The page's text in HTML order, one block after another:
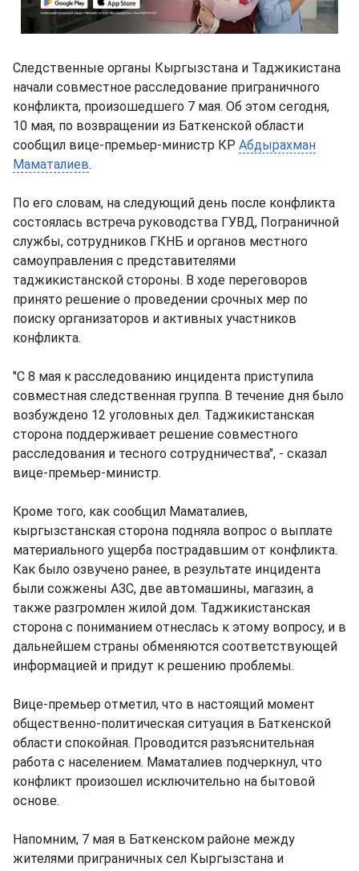
Следственные органы Кыргызстана и Таджикистана
начали совместное расследование приграничного
конфликта, произошедшего 7 мая. Об этом сегодня,
10 мая, по возвращении из Баткенской области
сообщил вице-премьер-министр КР Абдырахман
Маматалиев.
По его словам, на следующий день после конфликта
состоялась встреча руководства ГУВД, Пограничной
службы, сотрудников ГКНБ и органов местного
самоуправления с представителями
таджикистанской стороны. В ходе переговоров
принято решение о проведении срочных мер по
поиску организаторов и активных участников
конфликта.
"С 8 мая к расследованию инцидента приступила
совместная следственная группа. В течение дня было
возбуждено 12 уголовных дел. Таджикистанская
сторона поддерживает решение совместного
расследования и тесного сотрудничества", - сказал
вице-премьер-министр.
Кроме того, как сообщил Маматалиев,
кыргызстанская сторона подняла вопрос о выплате
материального ущерба пострадавшим от конфликта.
Как было озвучено ранее, в результате инцидента
были сожжены АЗС, две автомашины, магазин, а
также разгромлен жилой дом. Таджикистанская
сторона с пониманием отнеслась к этому вопросу, и в
дальнейшем страны обменяются соответствующей
информацией и придут к решению проблемы.
Вице-премьер отметил, что в настоящий момент
общественно-политическая ситуация в Баткенской
области спокойная. Проводится разъяснительная
работа с населением. Маматалиев подчеркнул, что
конфликт произошел исключительно на бытовой
основе.
Напомним, 7 мая в Баткенском районе между
жителями приграничных сел Кыргызстана и